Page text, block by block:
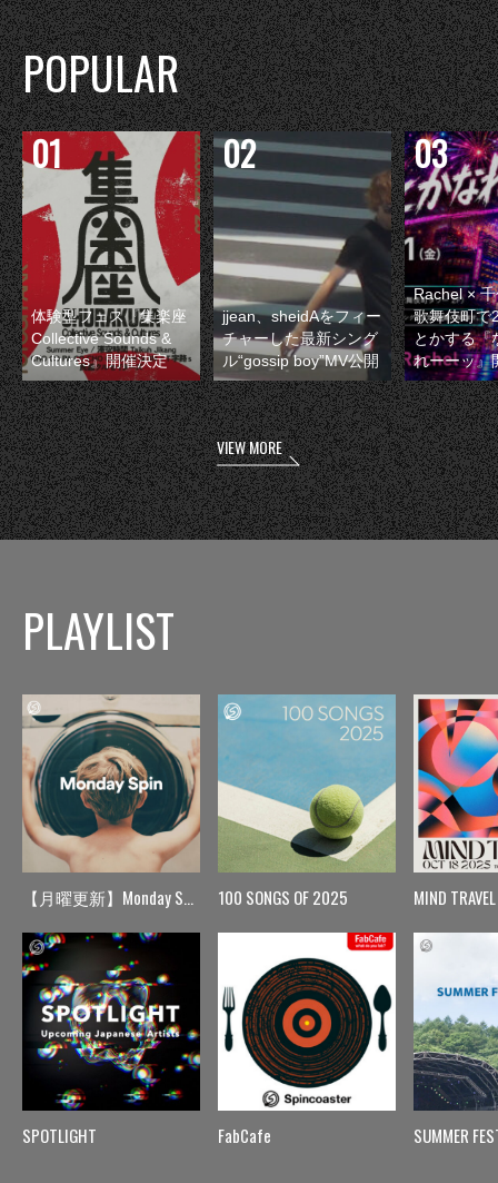
POPULAR
体験型フェス『集楽座
Collective Sounds &
Cultures』開催決定
jjean、sheidAをフィー
チャーした最新シング
ル“gossip boy”MV公開
Rachel ×
歌舞伎町で
とかする『
れーーッ』
VIEW MORE
PLAYLIST
【月曜更新】Monday Spin
SPOTLIGHT
100 SONGS OF 2025
FabCafe
MIND TRAVEL
SUMMER